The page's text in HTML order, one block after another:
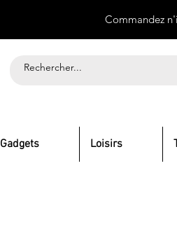
Commandez
Gadgets Loisirs